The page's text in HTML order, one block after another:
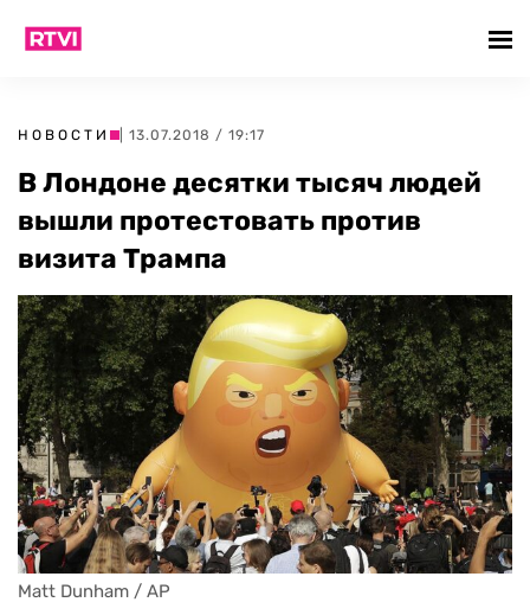
НОВОСТИ | 13.07.2018 / 19:17
В Лондоне десятки тысяч людей
вышли протестовать против
визита Трампа
Matt Dunham / AP